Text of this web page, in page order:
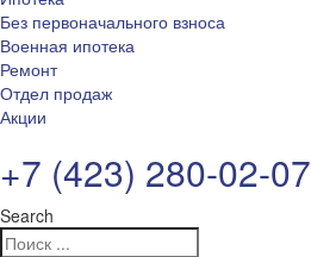
Без первоначального взноса
Военная ипотека
Ремонт
Отдел продаж
Акции
+7 (423) 280-02-07
Search